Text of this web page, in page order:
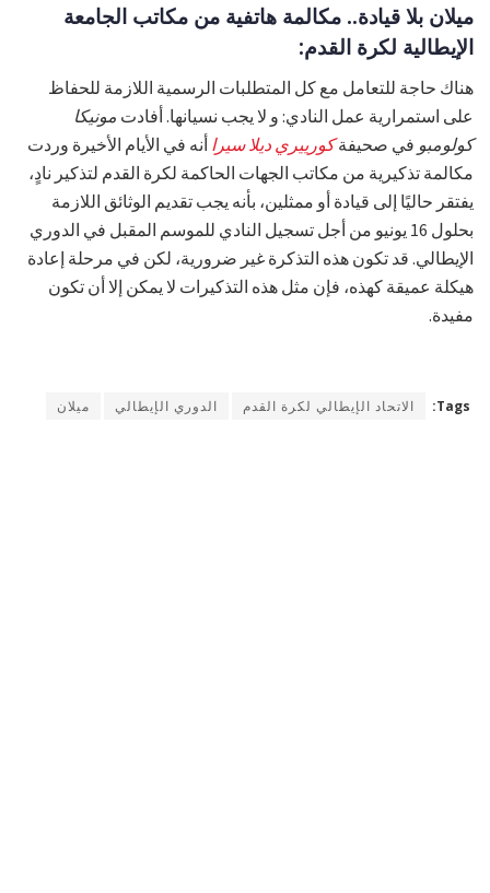
ميلان بلا قيادة.. مكالمة هاتفية من مكاتب الجامعة
الإيطالية لكرة القدم:
هناك حاجة للتعامل مع كل المتطلبات الرسمية اللازمة للحفاظ
على استمرارية عمل النادي: و لا يجب نسيانها. أفادت مونيكا
كولومبو في صحيفةكورييري ديلا سيرا أنه في الأيام الأخيرة وردت
مكالمة تذكيرية من مكاتب الجهات الحاكمة لكرة القدم لتذكير نادٍ،
يفتقر حاليًا إلى قيادة أو ممثلين، بأنه يجب تقديم الوثائق اللازمة
بحلول 16 يونيو من أجل تسجيل النادي للموسم المقبل في الدوري
الإيطالي. قد تكون هذه التذكرة غير ضرورية، لكن في مرحلة إعادة
هيكلة عميقة كهذه، فإن مثل هذه التذكيرات لا يمكن إلا أن تكون
مفيدة.
Tags: الاتحاد الإيطالي لكرة القدم الدوري الإيطالي ميلان